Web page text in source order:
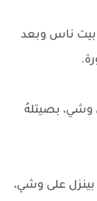
بيت ناس وبعد
بصيتلهُ
على وشي،